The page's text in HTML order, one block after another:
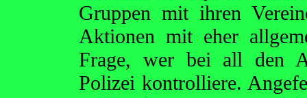
Gruppen mit ihren
Aktionen mit eher
Frage, wer bei all den
Polizei kontrolliere.